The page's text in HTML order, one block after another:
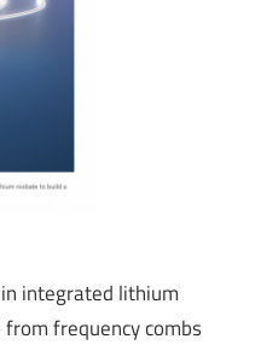
integrated lithium
frequency combs